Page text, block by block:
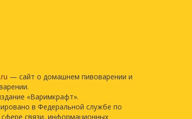
— сайт о домашнем пивоварении и
«Варимкрафт».
в Федеральной службе по
сфере связи, информационных